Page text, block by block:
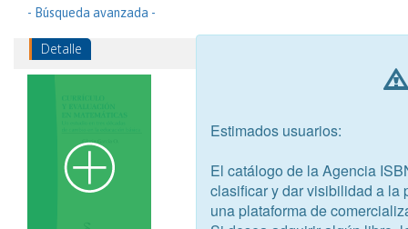
- Búsqueda avanzada -
Detalle
Estimados usuarios:
El catálogo de la Agencia
clasificar y dar visibilidad a la
una plataforma de